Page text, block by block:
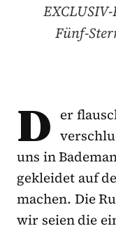
Fünf-
D er
uns in
gekleidet auf
machen. Die
wir seien die